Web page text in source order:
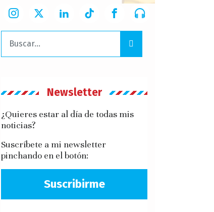
Buscar:
Newsletter
¿Quieres estar al día de todas mis
noticias?
Suscríbete a mi newsletter
pinchando en el botón:
Suscribirme